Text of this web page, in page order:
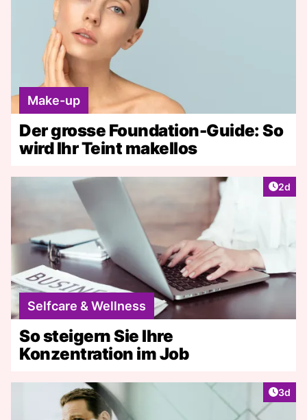
Make-up
Der grosse Foundation-Guide: So
wird Ihr Teint makellos
2d
Selfcare & Wellness
So steigern Sie Ihre
Konzentration im Job
3d